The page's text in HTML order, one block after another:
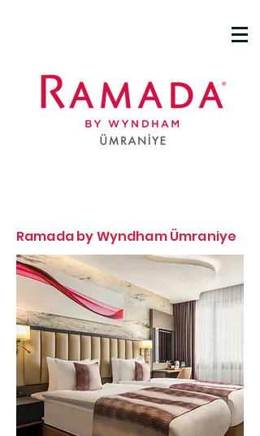
Ramada by Wyndham Ümraniye